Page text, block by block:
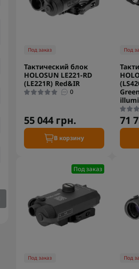
Под заказ
Тактический блок
HOLOSUN LE221-RD
(LE221R) Red&IR
0
55 044 грн.
В корзину
Под
71
Под заказ
Под заказ Под